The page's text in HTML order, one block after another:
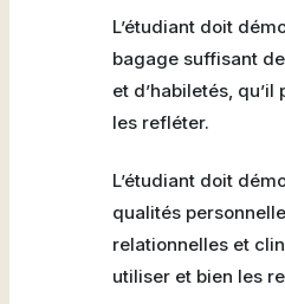
L’étudiant doit
bagage suffisant
et d’habiletés,
les refléter.
L’étudiant doit
qualités
relationnelles et
utiliser et bien les